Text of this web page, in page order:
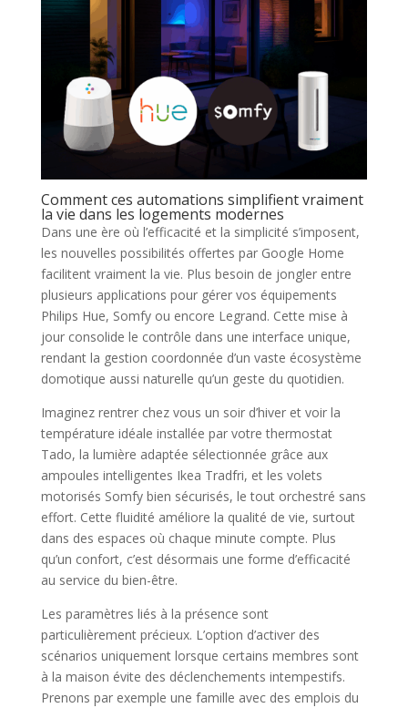
Comment ces automations simplifient vraiment
la vie dans les logements modernes
Dans une ère où l’efficacité et la simplicité s’imposent,
les nouvelles possibilités offertes par Google Home
facilitent vraiment la vie. Plus besoin de jongler entre
plusieurs applications pour gérer vos équipements
Philips Hue, Somfy ou encore Legrand. Cette mise à
jour consolide le contrôle dans une interface unique,
rendant la gestion coordonnée d’un vaste écosystème
domotique aussi naturelle qu’un geste du quotidien.
Imaginez rentrer chez vous un soir d’hiver et voir la
température idéale installée par votre thermostat
Tado, la lumière adaptée sélectionnée grâce aux
ampoules intelligentes Ikea Tradfri, et les volets
motorisés Somfy bien sécurisés, le tout orchestré sans
effort. Cette fluidité améliore la qualité de vie, surtout
dans des espaces où chaque minute compte. Plus
qu’un confort, c’est désormais une forme d’efficacité
au service du bien-être.
Les paramètres liés à la présence sont
particulièrement précieux. L’option d’activer des
scénarios uniquement lorsque certains membres sont
à la maison évite des déclenchements intempestifs.
Prenons par exemple une famille avec des emplois du